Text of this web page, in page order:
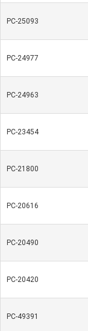
PC-25093
PC-24977
PC-24963
PC-23454
PC-21800
PC-20616
PC-20490
PC-20420
PC-49391